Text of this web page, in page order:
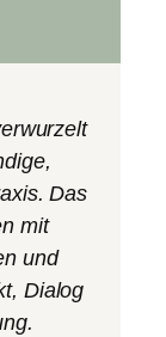
Das
mit
und
Dialog